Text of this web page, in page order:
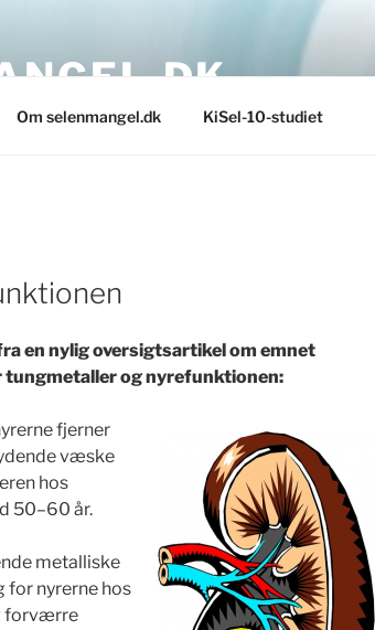
Om selenmangel.dk KiSel-10-studiet
en nylig oversigtsartikel om emnet
og nyrefunktionen:
fjerner
væske
hos
50–60 år.
metalliske
nyrerne hos
forværre